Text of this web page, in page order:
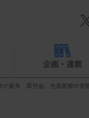
企画・連載
が最多 厚労省、先進医療の実